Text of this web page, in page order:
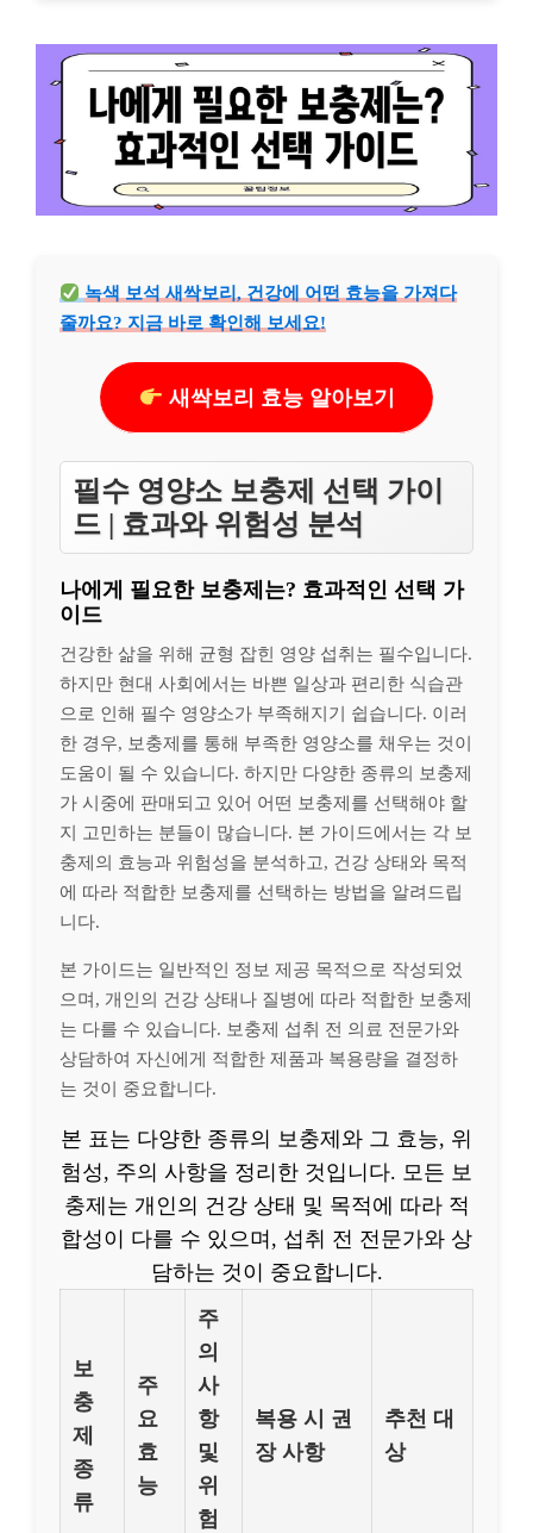
녹색 보석 새싹보리, 건강에 어떤 효능을 가져다
줄까요? 지금 바로 확인해 보세요!
새싹보리 효능 알아보기
필수 영양소 보충제 선택 가이
드 | 효과와 위험성 분석
나에게 필요한 보충제는? 효과적인 선택 가
이드
건강한 삶을 위해 균형 잡힌 영양 섭취는 필수입니다.
하지만 현대 사회에서는 바쁜 일상과 편리한 식습관
으로 인해 필수 영양소가 부족해지기 쉽습니다. 이러
한 경우, 보충제를 통해 부족한 영양소를 채우는 것이
도움이 될 수 있습니다. 하지만 다양한 종류의 보충제
가 시중에 판매되고 있어 어떤 보충제를 선택해야 할
지 고민하는 분들이 많습니다. 본 가이드에서는 각 보
충제의 효능과 위험성을 분석하고, 건강 상태와 목적
에 따라 적합한 보충제를 선택하는 방법을 알려드립
니다.
본 가이드는 일반적인 정보 제공 목적으로 작성되었
으며, 개인의 건강 상태나 질병에 따라 적합한 보충제
는 다를 수 있습니다. 보충제 섭취 전 의료 전문가와
상담하여 자신에게 적합한 제품과 복용량을 결정하
는 것이 중요합니다.
본 표는 다양한 종류의 보충제와 그 효능, 위
험성, 주의 사항을 정리한 것입니다. 모든 보
충제는 개인의 건강 상태 및 목적에 따라 적
합성이 다를 수 있으며, 섭취 전 전문가와 상
담하는 것이 중요합니다.
보
충
제
종
류
주
요
효
능
주
의
사
항
및
위
험
복용 시 권
장 사항
추천 대
상